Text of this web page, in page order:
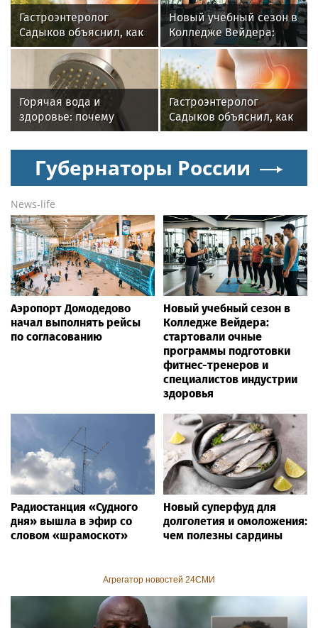
Гастроэнтеролог
Садыков объяснил, как
амброзия может влиять
на ЖКТ
Новый учебный сезон в
Колледже Вейдера:
стартовали очные
программы подготовки
фитнес-тренеров и
специалистов
индустрии здоровья
Горячая вода и
здоровье: почему
важен исправный
Гастроэнтеролог
Садыков объяснил, как
амброзия может влиять
Губернаторы России
News-life
Аэропорт Домодедово
начал выполнять рейсы
по согласованию
Новый учебный сезон в
Колледже Вейдера:
стартовали очные
программы подготовки
фитнес-тренеров и
специалистов индустрии
здоровья
Радиостанция «Судного
дня» вышла в эфир со
словом «шрамоскот»
Новый суперфуд для
долголетия и омоложения:
чем полезны сардины
Агрегатор новостей 24СМИ